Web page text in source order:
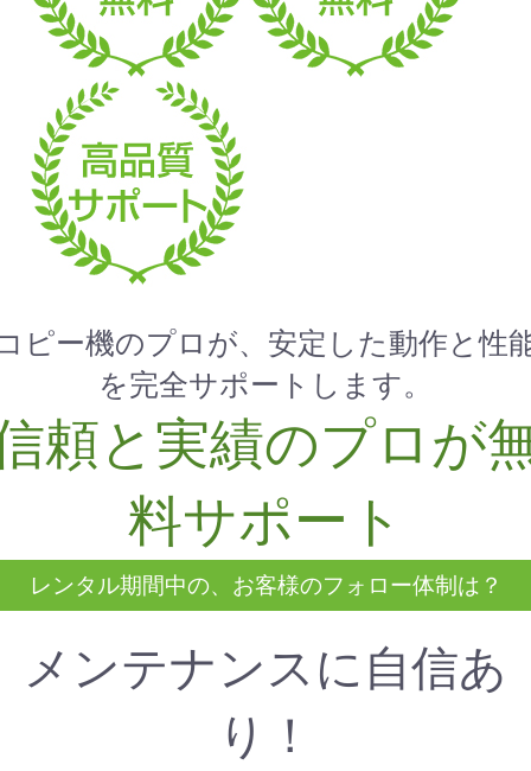
ピー機のプロが、安定した動作と性
を完全サポートします。
頼と実績のプロが
料サポート
レンタル期間中の、お客様のフォロー体制は？
メンテナンスに自信あ
り！